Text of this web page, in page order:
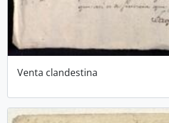
Venta clandestina